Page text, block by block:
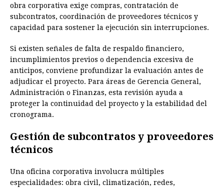
obra corporativa exige compras, contratación de
subcontratos, coordinación de proveedores técnicos y
capacidad para sostener la ejecución sin interrupciones.
Si existen señales de falta de respaldo financiero,
incumplimientos previos o dependencia excesiva de
anticipos, conviene profundizar la evaluación antes de
adjudicar el proyecto. Para áreas de Gerencia General,
Administración o Finanzas, esta revisión ayuda a
proteger la continuidad del proyecto y la estabilidad del
cronograma.
Gestión de subcontratos y proveedores
técnicos
Una oficina corporativa involucra múltiples
especialidades: obra civil, climatización, redes,